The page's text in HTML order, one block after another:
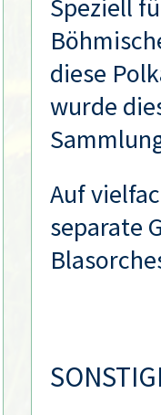
Speziell
diese
wurde
Auf
separate